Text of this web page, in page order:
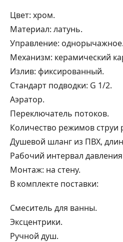
Цвет: хром.
Материал: латунь.
Управление: однорычажное.
Механизм: керамический
Излив: фиксированный.
Стандарт подводки: G 1/2.
Аэратор.
Переключатель потоков.
Количество режимов струи
Душевой шланг из ПВХ,
Рабочий интервал
Монтаж: на стену.
В комплекте поставки:
Смеситель для ванны.
Эксцентрики.
Ручной душ.